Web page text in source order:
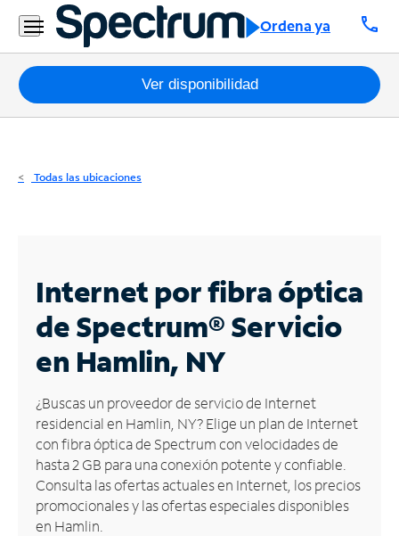
Ordena ya call
Residencial
Business
Paquetes
Internet
Business
Contáctanos
Inglés
Administrar
cuenta
Encuentra
una
tienda
Ver disponibilidad
Todas las ubicaciones
Internet por fibra óptica
de Spectrum®Servicio
en Hamlin, NY
¿Buscas un proveedor de servicio de Internet
residencial en Hamlin, NY? Elige un plan de Internet
con fibra óptica de Spectrum con velocidades de
hasta 2 GB para una conexión potente y confiable.
Consulta las ofertas actuales en Internet, los precios
promocionales y las ofertas especiales disponibles
en Hamlin.